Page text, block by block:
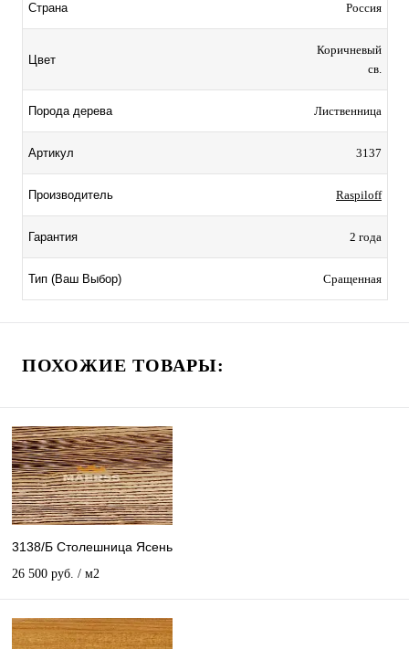
Страна Россия
Цвет
Коричневый
св.
Порода дерева Лиственница
Артикул 3137
Производитель Raspiloff
Гарантия 2 года
Тип (Ваш Выбор) Сращенная
ПОХОЖИЕ ТОВАРЫ:
3138/Б Столешница Ясень
26 500 руб. / м2